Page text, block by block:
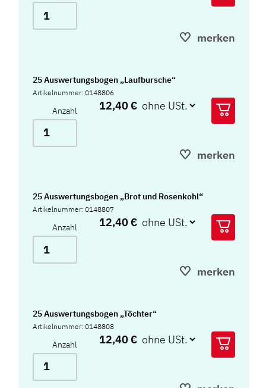
merken
25 Auswertungsbogen „Laufbursche“
Artikelnummer: 0148806
Anzahl 12,40 €
merken
25 Auswertungsbogen „Brot und Rosenkohl“
Artikelnummer: 0148807
Anzahl 12,40 €
merken
25 Auswertungsbogen „Töchter“
Artikelnummer: 0148808
Anzahl 12,40 €